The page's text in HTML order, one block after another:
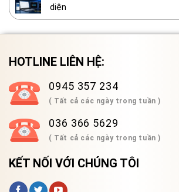
diện
HOTLINE LIÊN HỆ:
0945 357 234
( Tất cả các ngày trong tuần )
036 366 5629
( Tất cả các ngày trong tuần )
KẾT NỐI VỚI CHÚNG TÔI